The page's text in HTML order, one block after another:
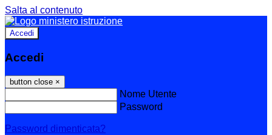
Salta al contenuto
Accedi
Accedi
button close ×
Nome Utente
Password
Password dimenticata?